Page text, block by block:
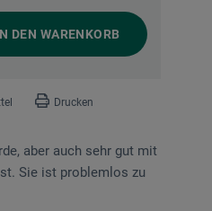
DEN WARENKORB
Drucken
aber auch sehr gut mit
Sie ist problemlos zu